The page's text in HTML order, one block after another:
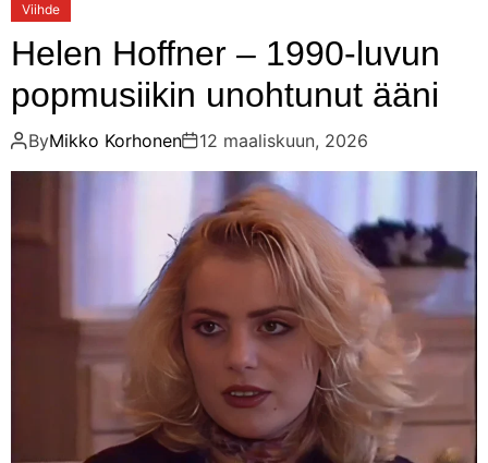
Viihde
Helen Hoffner – 1990-luvun
popmusiikin unohtunut ääni
ByMikko Korhonen 12 maaliskuun, 2026